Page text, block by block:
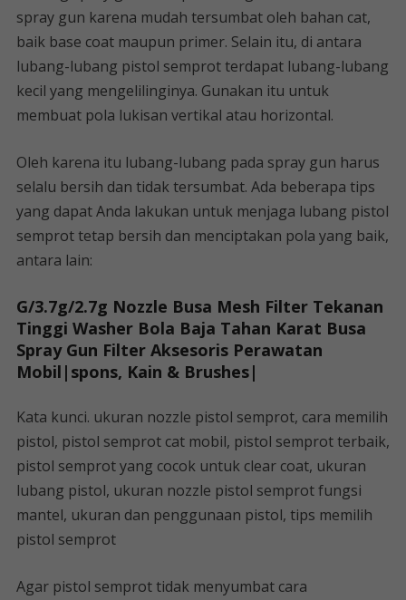
spray gun karena mudah tersumbat oleh bahan cat,
baik base coat maupun primer. Selain itu, di antara
lubang-lubang pistol semprot terdapat lubang-lubang
kecil yang mengelilinginya. Gunakan itu untuk
membuat pola lukisan vertikal atau horizontal.
Oleh karena itu lubang-lubang pada spray gun harus
selalu bersih dan tidak tersumbat. Ada beberapa tips
yang dapat Anda lakukan untuk menjaga lubang pistol
semprot tetap bersih dan menciptakan pola yang baik,
antara lain:
G/3.7g/2.7g Nozzle Busa Mesh Filter Tekanan
Tinggi Washer Bola Baja Tahan Karat Busa
Spray Gun Filter Aksesoris Perawatan
Mobil|spons, Kain & Brushes|
Kata kunci. ukuran nozzle pistol semprot, cara memilih
pistol, pistol semprot cat mobil, pistol semprot terbaik,
pistol semprot yang cocok untuk clear coat, ukuran
lubang pistol, ukuran nozzle pistol semprot fungsi
mantel, ukuran dan penggunaan pistol, tips memilih
pistol semprot
Agar pistol semprot tidak menyumbat cara